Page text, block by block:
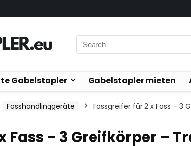
Search
for:
Gabelstapler Gabelstapler mieten
Fasshandlinggeräte Fassgreifer für 2 x Fass – 3
Fass – 3 Greifkörper –